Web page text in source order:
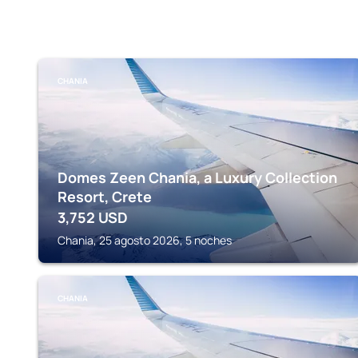
CHANIA
Domes Zeen Chania, a Luxury Collection
Resort, Crete
3,752 USD
Chania, 25 agosto 2026, 5 noches
CHANIA